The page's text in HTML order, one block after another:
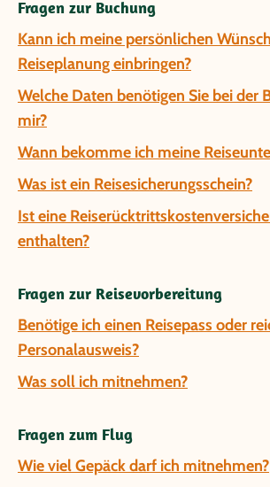
Fragen zur Buchung
Kann ich meine persönlichen
Reiseplanung einbringen?
Welche Daten benötigen Sie bei der
mir?
Wann bekomme ich meine
Was ist ein Reisesicherungsschein?
Ist eine
enthalten?
Fragen zur Reisevorbereitung
Benötige ich einen Reisepass oder
Personalausweis?
Was soll ich mitnehmen?
Fragen zum Flug
Wie viel Gepäck darf ich mitnehmen?